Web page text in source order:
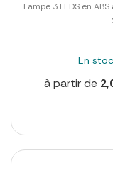
Lampe 3 LEDS en
En
à partir de